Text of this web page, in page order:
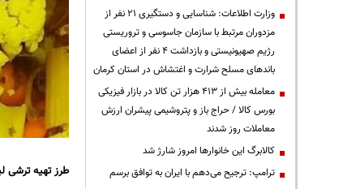
طرز تهیه ترشی
وزارت اطلاعات: شناسایی و دستگیری ۲۱ نفر از
مزدوران مرتبط با سازمان جاسوسی و تروریستی
رژیم صهیونیستی و بازداشت ۴ نفر از اعضای
باندهای مسلح شرارت و اغتشاش در استان کرمان
معامله بیش از ۴۱۳ هزار تن کالا در بازار فیزیکی
بورس کالا / حراج باز و پتروشیمی پیشران ارزش
معاملات روز شدند
کالابرگ این خانوارها امروز شارژ شد
ترامپ: ترجیح می‌دهم با ایران به توافق برسم